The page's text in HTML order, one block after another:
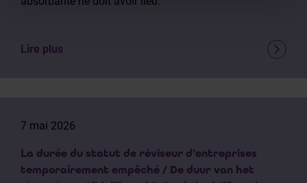
Lire plus
7 mai 2026
La durée du statut de réviseur d’entreprises
temporairement empêché / De duur van het